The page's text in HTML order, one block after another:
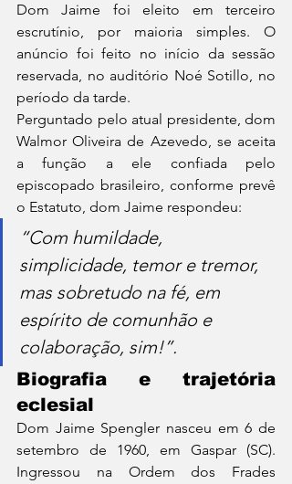
Dom Jaime foi eleito em terceiro
escrutínio, por maioria simples. O
anúncio foi feito no início da sessão
reservada, no auditório Noé Sotillo, no
período da tarde.
Perguntado pelo atual presidente, dom
Walmor Oliveira de Azevedo, se aceita
a função a ele confiada pelo
episcopado brasileiro, conforme prevê
o Estatuto, dom Jaime respondeu:
“Com humildade,
simplicidade, temor e tremor,
mas sobretudo na fé, em
espírito de comunhão e
colaboração, sim!”.
Biografia e trajetória
eclesial
Dom Jaime Spengler nasceu em 6 de
setembro de 1960, em Gaspar (SC).
Ingressou na Ordem dos Frades